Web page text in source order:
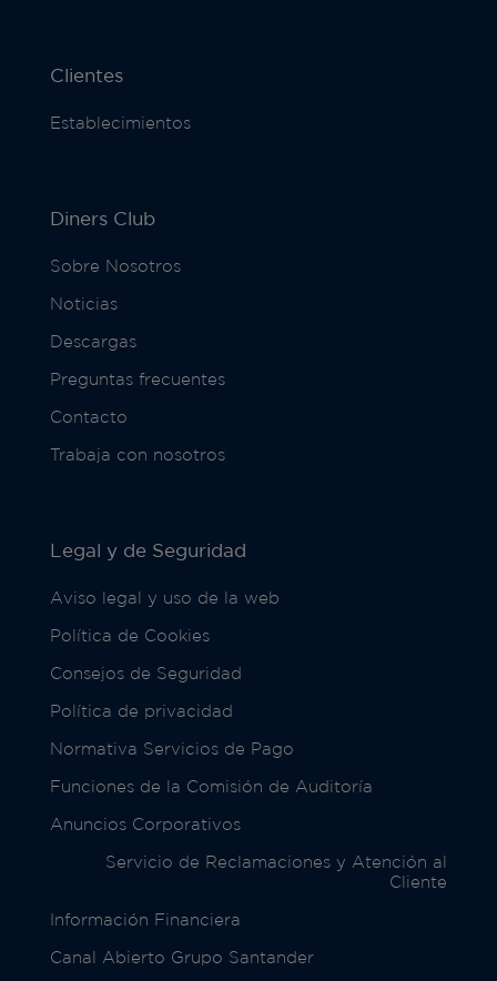
Clientes
Establecimientos
Diners Club
Sobre Nosotros
Noticias
Descargas
Preguntas frecuentes
Contacto
Trabaja con nosotros
Legal y de Seguridad
Aviso legal y uso de la web
Política de Cookies
Consejos de Seguridad
Política de privacidad
Normativa Servicios de Pago
Funciones de la Comisión de Auditoría
Anuncios Corporativos
Servicio de Reclamaciones y Atención al
Cliente
Información Financiera
Canal Abierto Grupo Santander